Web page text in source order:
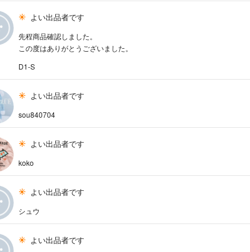
よい出品者です
先程商品確認しました。
この度はありがとうございました。
D1-S
よい出品者です
sou840704
よい出品者です
koko
よい出品者です
シュウ
よい出品者です